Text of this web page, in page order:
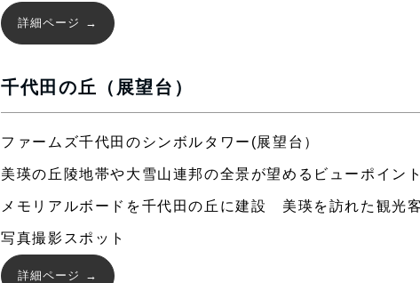
詳細ページ
千代田の丘（展望台）
ファームズ千代田のシンボルタワー(展望台）
美瑛の丘陵地帯や大雪山連邦の全景が望めるビューポイント
メモリアルボードを千代田の丘に建設 美瑛を訪れた観光
写真撮影スポット
詳細ページ